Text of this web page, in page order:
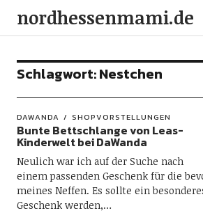
nordhessenmami.de
Schlagwort:Nestchen
DAWANDA SHOPVORSTELLUNGEN
Bunte Bettschlange von Leas-
Kinderwelt bei DaWanda
Neulich war ich auf der Suche nach
einem passenden Geschenk für die
meines Neffen. Es sollte ein
Geschenk werden,…